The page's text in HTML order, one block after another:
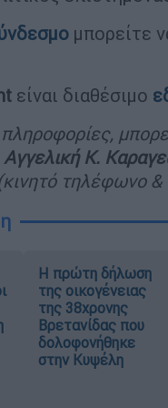
μπορείτε
είναι διαθέσιμο
Αγγελική Κ.
τηλέφωνο
Η πρώτη δήλωση
της οικογένειας
της 38χρονης
Βρετανίδας που
δολοφονήθηκε
στην Κυψέλη